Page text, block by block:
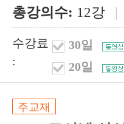
총강의수: 12강 |
수강료
:
30일
20일
주교재